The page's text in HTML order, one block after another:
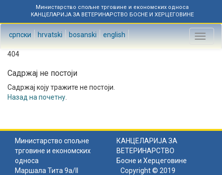
Министарство спољне трговине и економских односа
КАНЦЕЛАРИЈА ЗА ВЕТЕРИНАРСТВО БОСНЕ И ХЕРЦЕГОВИНЕ
српски hrvatski bosanski english
Toggle
404
Садржај не постоји
Садржај коју тражите не постоји.
Назад на почетну
Министарство спољне
трговине и економских
односа
КАНЦЕЛАРИЈА ЗА
ВЕТЕРИНАРСТВО
Босне и Херцеговине
Маршала Тита 9а/II
Copyright © 2019